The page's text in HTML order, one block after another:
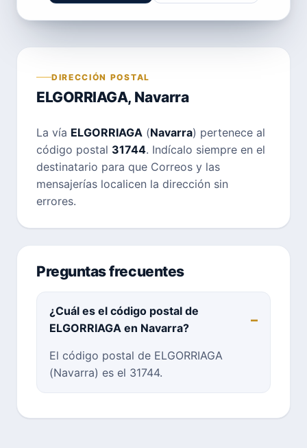
DIRECCIÓN POSTAL
ELGORRIAGA, Navarra
La vía ELGORRIAGA (Navarra) pertenece al
código postal 31744. Indícalo siempre en el
destinatario para que Correos y las
mensajerías localicen la dirección sin
errores.
Preguntas frecuentes
¿Cuál es el código postal de
ELGORRIAGA en Navarra?
El código postal de ELGORRIAGA
(Navarra) es el 31744.